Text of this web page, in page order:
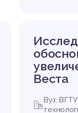
Веста
Вуз: